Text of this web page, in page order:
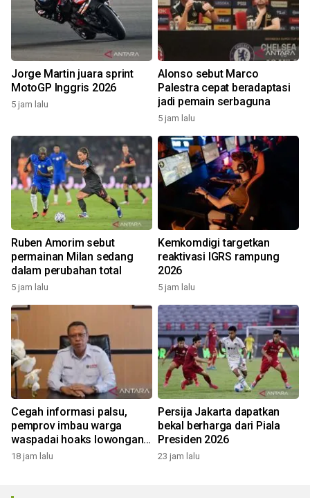
Jorge Martin juara sprint
MotoGP Inggris 2026
5 jam lalu
Alonso sebut Marco
Palestra cepat beradaptasi
jadi pemain serbaguna
5 jam lalu
Ruben Amorim sebut
permainan Milan sedang
dalam perubahan total
5 jam lalu
Kemkomdigi targetkan
reaktivasi IGRS rampung
2026
5 jam lalu
Cegah informasi palsu,
pemprov imbau warga
waspadai hoaks lowongan
kerja Blok Masela
18 jam lalu
Persija Jakarta dapatkan
bekal berharga dari Piala
Presiden 2026
23 jam lalu